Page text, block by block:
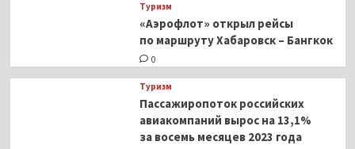
Туризм
«Аэрофлот» открыл рейсы
по маршруту Хабаровск – Бангкок
0
Туризм
Пассажиропоток российских
авиакомпаний вырос на 13,1%
за восемь месяцев 2023 года